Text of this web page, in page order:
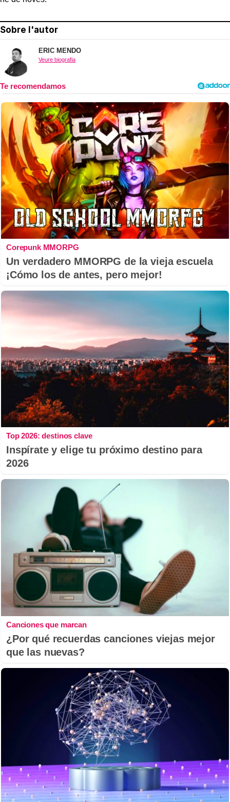
Sobre l'autor
ERIC MENDO
Veure biografia
Corepunk MMORPG
Un verdadero MMORPG de la vieja escuela
¡Cómo los de antes, pero mejor!
Top 2026: destinos clave
Inspírate y elige tu próximo destino para
2026
Canciones que marcan
¿Por qué recuerdas canciones viejas mejor
que las nuevas?